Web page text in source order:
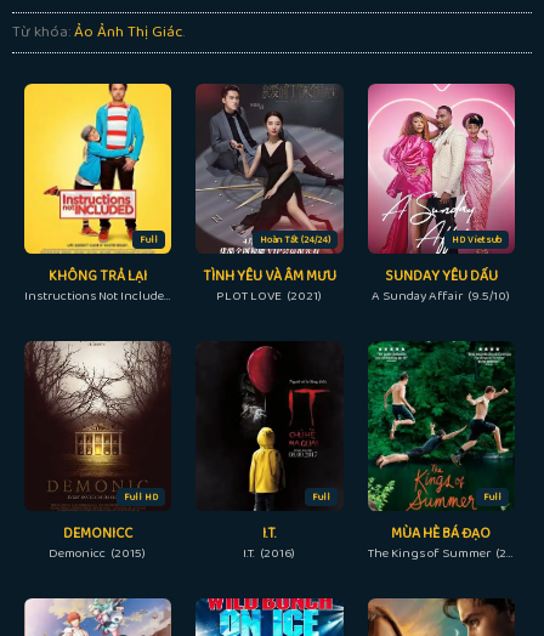
Từ khóa:Ảo Ảnh Thị Giác.
Full
KHÔNG TRẢ LẠI
Instructions Not Included (2013)
Hoàn Tất (24/24)
TÌNH YÊU VÀ ÂM MƯU
PLOT LOVE (2021)
HD Vietsub
SUNDAY YÊU DẤU
A Sunday Affair (9.5/10)
Full HD
DEMONICC
Demonicc (2015)
Full
I.T.
I.T. (2016)
Full
MÙA HÈ BÁ ĐẠO
The Kings of Summer (2013)